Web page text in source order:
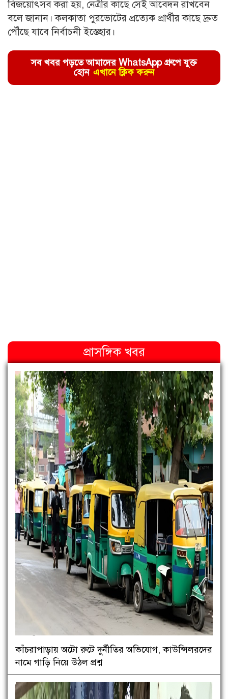
বিজয়োৎসব করা হয়, নেত্রীর কাছে সেই আবেদন রাখবেন
বলে জানান। কলকাতা পুরভোটের প্রত্যেক প্রার্থীর কাছে দ্রুত
পৌঁছে যাবে নির্বাচনী ইস্তেহার।
সব খবর পড়তে আমাদের WhatsApp গ্রুপে যুক্ত
হোন এখানে ক্লিক করুন
প্রাসঙ্গিক খবর
কাঁচরাপাড়ায় অটো রুটে দুর্নীতির অভিযোগ, কাউন্সিলরদের
নামে গাড়ি নিয়ে উঠল প্রশ্ন